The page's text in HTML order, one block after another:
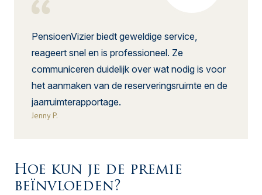
PensioenVizier biedt geweldige service,
reageert snel en is professioneel. Ze
communiceren duidelijk over wat nodig is voor
het aanmaken van de reserveringsruimte en de
jaarruimterapportage.
Jenny P.
Hoe kun je de premie
beïnvloeden?